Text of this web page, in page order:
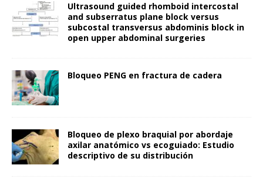
Ultrasound guided rhomboid intercostal
and subserratus plane block versus
subcostal transversus abdominis block in
open upper abdominal surgeries
Bloqueo PENG en fractura de cadera
Bloqueo de plexo braquial por abordaje
axilar anatómico vs ecoguiado: Estudio
descriptivo de su distribución